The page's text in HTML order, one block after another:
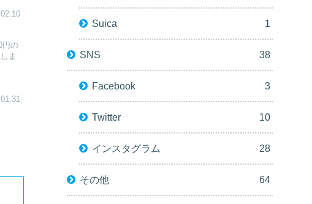
円の
ま
Suica 1
SNS 38
Facebook 3
Twitter 10
インスタグラム 28
その他 64